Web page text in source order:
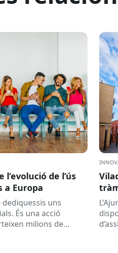
l’evolució de l’ús
a Europa
uns
És una acció
milions de